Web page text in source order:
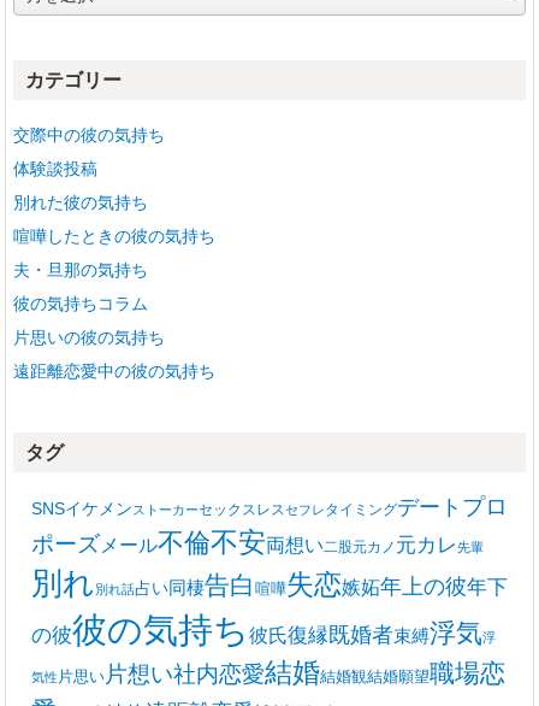
ー
ブカテゴリー
交際中の彼の気持ち
体験談投稿
別れた彼の気持ち
喧嘩したときの彼の気持ち
夫・旦那の気持ち
彼の気持ちコラム
片思いの彼の気持ち
遠距離恋愛中の彼の気持ち
タグ
SNSイケメンストーカーセックスレスセフレタイミングデート プロ
ポーズ メール不倫不安両想い二股元カノ 元カレ先輩
別れ別れ話占い同棲告白 喧嘩失恋嫉妬年上の彼年下
の彼彼の気持ち 彼氏復縁既婚者束縛浮気浮
気性 片思い 片想い社内恋愛結婚結婚観結婚願望職場恋